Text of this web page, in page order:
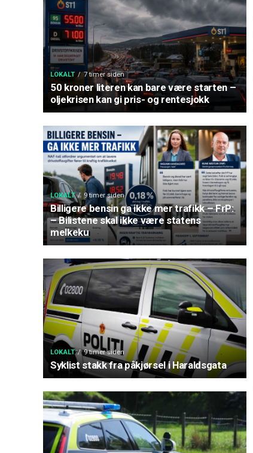
LOKALT 7 timer siden
50 kroner literen kan bare være starten –
oljekrisen kan gi pris- og rentesjokk
LOKALT 9 timer siden
Billigere bensin ga ikke mer trafikk – FrP:
– Bilistene skal ikke være statens
melkeku
LOKALT 9 timer siden
Syklist stakk fra påkjørsel i Haraldsgata